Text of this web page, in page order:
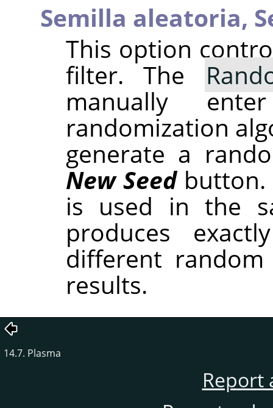
Semilla aleatoria,
This option
filter. The
manually
randomization
generate a
New Seedbutton.
is used in the
produces
different
results.
14.7. Plasma
Report